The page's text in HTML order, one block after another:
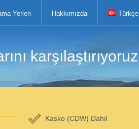
Yerleri Hakkımızda Türkçe
karşılaştırıyoruz
Kasko (CDW) Dahil